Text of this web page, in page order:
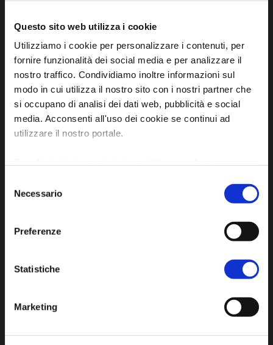
Questo sito web utilizza i cookie
Utilizziamo i cookie per personalizzare i contenuti, per
fornire funzionalità dei social media e per analizzare il
nostro traffico. Condividiamo inoltre informazioni sul
modo in cui utilizza il nostro sito con i nostri partner che
si occupano di analisi dei dati web, pubblicità e social
media. Acconsenti all'uso dei cookie se continui ad
utilizzare il nostro portale.
delNecessario
Preferenze
Statistiche
Marketing
Iscriviti alla newsletter
Privacy policy
Cookie policy
SCOPRI
Ambiente e natura